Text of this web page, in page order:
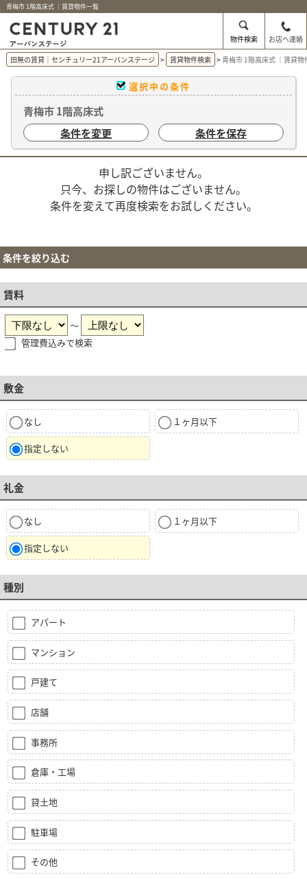
青梅市 1階高床式 ｜賃貸物件一覧
物件検索
お店へ連絡
田無の賃貸｜センチュリー21アーバンステージ
賃貸物件検索 青梅市 1階高床式 ｜賃貸物
選択中の条件
青梅市 1階高床式
条件を変更
条件を保存
申し訳ございません。
只今、お探しの物件はございません。
条件を変えて再度検索をお試しください。
条件を絞り込む
賃料
～
管理費込みで検索
敷金
なし １ヶ月以下
指定しない
礼金
なし １ヶ月以下
指定しない
種別
アパート
マンション
戸建て
店舗
事務所
倉庫・工場
貸土地
駐車場
その他